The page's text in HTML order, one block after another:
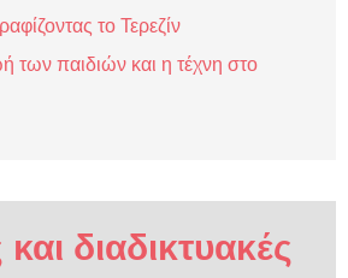
το Τερεζίν
παιδιών και η τέχνη στο
διαδικτυακές